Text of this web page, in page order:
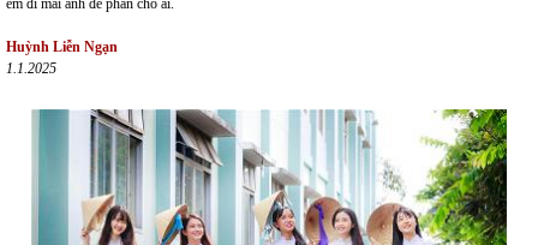
em đi mãi anh để phần cho ai.
Huỳnh Liễn Ngạn
1.1.2025